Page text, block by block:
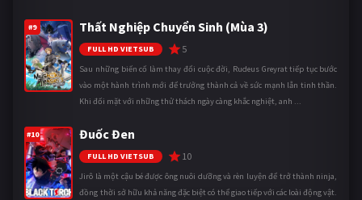
#9 Thất Nghiệp Chuyển Sinh (Mùa 3)
FULL HD VIETSUB 5
Sau những biến cố làm thay đổi cuộc đời, Rudeus Greyrat tiếp tục bước
vào một hành trình mới để trưởng thành cả về sức mạnh lẫn tinh thần.
Khi đối mặt với những thử thách ngày càng khắc nghiệt, anh ...
#10 Đuốc Đen
FULL HD VIETSUB 10
Jirô là một cậu bé được ông nuôi dưỡng và rèn luyện để trở thành ninja,
đồng thời sở hữu khả năng đặc biệt có thể giao tiếp với các loài động vật.